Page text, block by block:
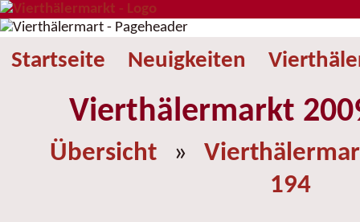
Startseite Neuigkeiten
Vierthälermarkt
Übersicht »
194